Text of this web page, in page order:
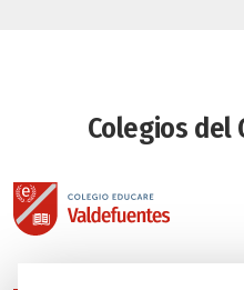
Colegios del